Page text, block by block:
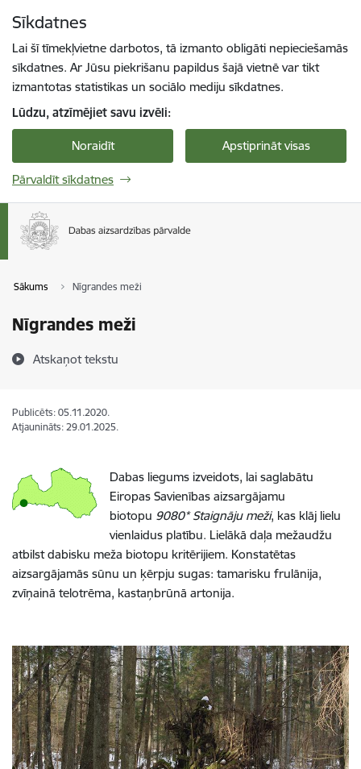
Sīkdatnes
Lai šī tīmekļvietne darbotos, tā izmanto obligāti nepieciešamās
sīkdatnes. Ar Jūsu piekrišanu papildus šajā vietnē var tikt
izmantotas statistikas un sociālo mediju sīkdatnes.
Lūdzu, atzīmējiet savu izvēli:
Noraidīt Apstiprināt visas
Pārvaldīt sīkdatnes
Sākums Nīgrandes meži
Nīgrandes meži
Atskaņot tekstu
Publicēts: 05.11.2020.
Atjaunināts: 29.01.2025.
Dabas liegums izveidots, lai saglabātu
Eiropas Savienības aizsargājamu
biotopu 9080* Staignāju meži, kas klāj lielu
vienlaidus platību. Lielākā daļa mežaudžu
atbilst dabisku meža biotopu kritērijiem. Konstatētas
aizsargājamās sūnu un ķērpju sugas: tamarisku frulānija,
zvīņainā telotrēma, kastaņbrūnā artonija.